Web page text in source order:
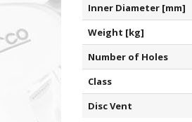
Inner Diameter [mm]
Weight [kg]
Number of Holes
Class
Disc Vent